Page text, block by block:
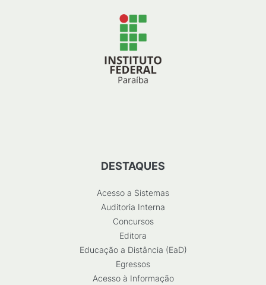
DESTAQUES
Acesso a Sistemas
Auditoria Interna
Concursos
Editora
Educação a Distância (EaD)
Egressos
Acesso à Informação